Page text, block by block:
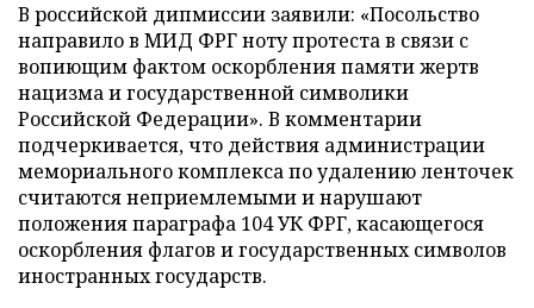
В российской дипмиссии заявили: «Посольство
направило в МИД ФРГ ноту протеста в связи с
вопиющим фактом оскорбления памяти жертв
нацизма и государственной символики
Российской Федерации». В комментарии
подчеркивается, что действия администрации
мемориального комплекса по удалению ленточек
считаются неприемлемыми и нарушают
положения параграфа 104 УК ФРГ, касающегося
оскорбления флагов и государственных символов
иностранных государств.